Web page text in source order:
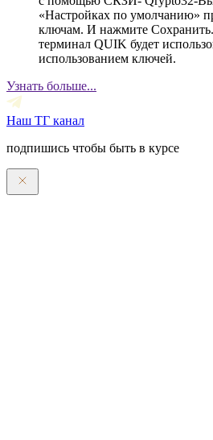
«Настройках по умолчанию»
ключам. И нажмите
терминал QUIK будет
использованием ключей.
Узнать больше...
Наш ТГ канал
подпишись чтобы быть в курсе